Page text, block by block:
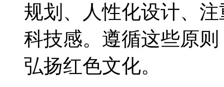
规划、人性化设计、
科技感。遵循这些原
弘扬红色文化。